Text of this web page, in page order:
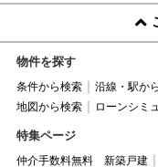
物件を探す
条件から検索 沿線・駅か
地図から検索
ローンシミ
特集ページ
仲介手数料無料 新築戸建